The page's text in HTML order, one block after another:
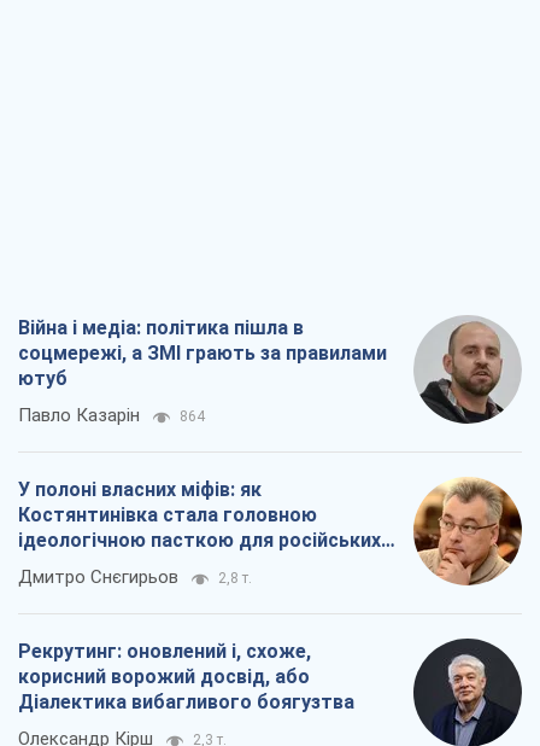
Війна і медіа: політика пішла в
соцмережі, а ЗМІ грають за правилами
ютуб
Павло Казарін 864
У полоні власних міфів: як
Костянтинівка стала головною
ідеологічною пасткою для російських
окупантів
Дмитро Снєгирьов 2,8 т.
Рекрутинг: оновлений і, схоже,
корисний ворожий досвід, або
Діалектика вибагливого боягузтва
Олександр Кірш 2,3 т.